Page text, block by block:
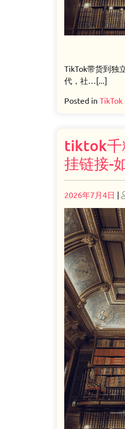
TikTok带货到独
代，社…[...]
Posted in TikTok
tiktok千
挂链接-
Posted
on
2026年7月4日 |